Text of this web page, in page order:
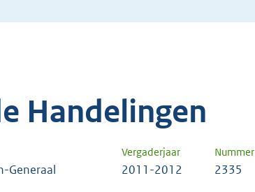
Handelingen
Vergaderjaar Nummer
Generaal 2011-2012 2335